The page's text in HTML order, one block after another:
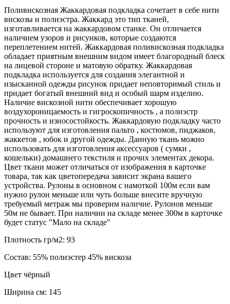
Поливискозная Жаккардовая подкладка сочетает в себе нити
вискозы и полиэстра. Жаккард это тип тканей,
изготавливается на жаккардовом станке. Он отличается
наличием узоров и рисунков, которые создаются
переплетением нитей. Жаккардовая поливискозная подкладка
обладает приятным внешним видом имеет благородный блеск
на лицевой стороне и матовую обратку. Жаккардовая
подкладка используется для создания элегантной и
изысканной одежды рисунок придает неповторимый стиль и
придает богатый внешний вид и особый шарм изделию.
Наличие вискозной нити обеспечивает хорошую
воздухороницаемость и гигроскопичность , а полиэстр
прочность и износостойкость. Жаккардовую подкладку часто
используют для изготовления пальто , костюмов, пиджаков,
жаккетов , юбок и другой одежды. Данную ткань можно
использовать для изготовления аксессуаров ( сумки ,
кошельки) домашнего текстиля и прочих элементах декора.
Цвет ткани может отличаться от изображения в карточке
товара, так как цветопередача зависит экрана вашего
устройства. Рулоны в основном с намоткой 100м если вам
нужно рулон меньше или чуть больше внесите вручную
требуемый метраж мы проверим наличие. Рулонов меньше
50м не бывает. При наличии на складе менее 300м в карточке
будет статус "Мало на складе"
Плотность гр/м2: 93
Состав: 55% полиэстер 45% вискоза
Цвет чёрный
Ширина см: 145